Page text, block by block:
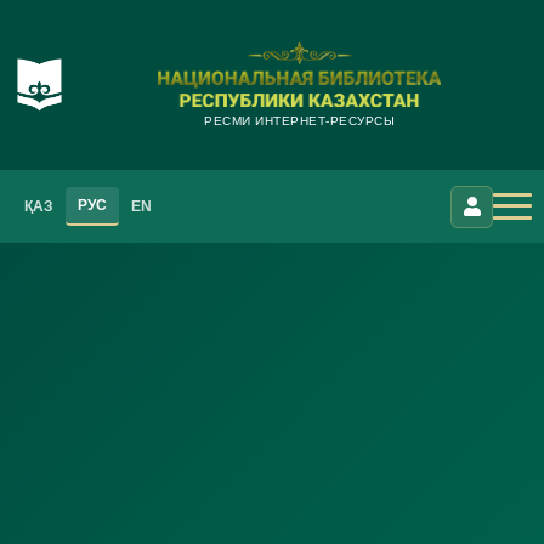
РЕСМИ ИНТЕРНЕТ-РЕСУРСЫ
ҚАЗ РУС EN